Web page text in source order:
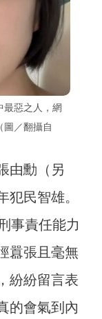
最惡之人，網
圖／翻攝自
由勳（另
犯民智雄。
事責任能力
囂張且毫無
紛紛留言表
的會氣到內